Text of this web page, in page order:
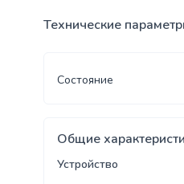
Технические
Состояние
Общие
Устройство